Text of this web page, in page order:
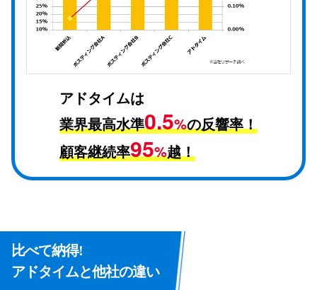
アドタイムは
業界最高水準0.5%の反響率！
顧客継続率95%越！
比べて納得!
アドタイムと他社の違い